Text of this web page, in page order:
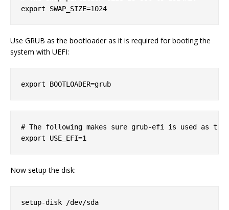
Use GRUB as the bootloader as it is required for booting the
system with UEFI:
# The following makes sure grub-efi is used as the
Now setup the disk: